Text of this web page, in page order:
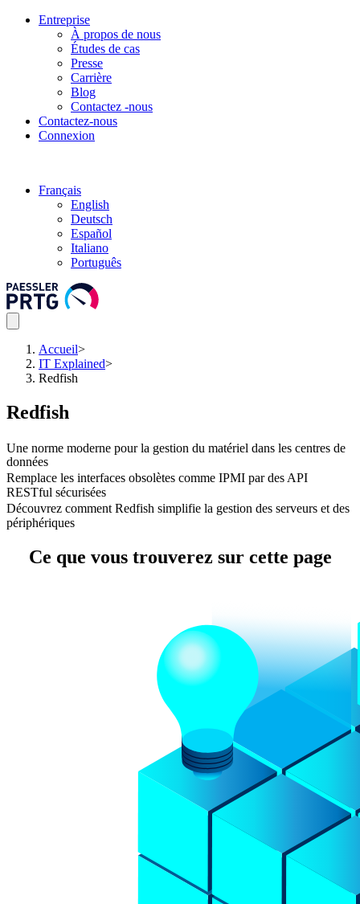
Entreprise
À propos de nous
Études de cas
Presse
Carrière
Blog
Contactez -nous
Contactez-nous
Connexion
Français
English
Deutsch
Español
Italiano
Português
Accueil>
IT Explained>
Redfish
Redfish
Une norme moderne pour la gestion du matériel dans les centres de
données
Remplace les interfaces obsolètes comme IPMI par des API
RESTful sécurisées
Découvrez comment Redfish simplifie la gestion des serveurs et des
périphériques
Ce que vous trouverez sur cette page